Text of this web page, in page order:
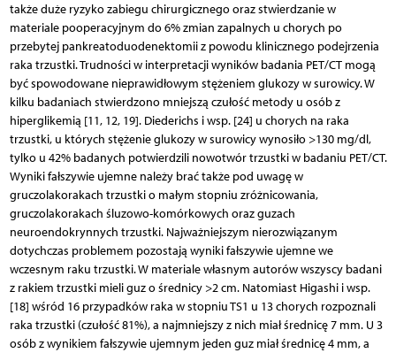
także duże ryzyko zabiegu chirurgicznego oraz stwierdzanie w
materiale pooperacyjnym do 6% zmian zapalnych u chorych po
przebytej pankreatoduodenektomii z powodu klinicznego podejrzenia
raka trzustki. Trudności w interpretacji wyników badania PET/CT mogą
być spowodowane nieprawidłowym stężeniem glukozy w surowicy. W
kilku badaniach stwierdzono mniejszą czułość metody u osób z
hiperglikemią [11, 12, 19]. Diederichs i wsp. [24] u chorych na raka
trzustki, u których stężenie glukozy w surowicy wynosiło >130 mg/dl,
tylko u 42% badanych potwierdzili nowotwór trzustki w badaniu PET/CT.
Wyniki fałszywie ujemne należy brać także pod uwagę w
gruczolakorakach trzustki o małym stopniu zróżnicowania,
gruczolakorakach śluzowo-komórkowych oraz guzach
neuroendokrynnych trzustki. Najważniejszym nierozwiązanym
dotychczas problemem pozostają wyniki fałszywie ujemne we
wczesnym raku trzustki. W materiale własnym autorów wszyscy badani
z rakiem trzustki mieli guz o średnicy >2 cm. Natomiast Higashi i wsp.
[18] wśród 16 przypadków raka w stopniu TS1 u 13 chorych rozpoznali
raka trzustki (czułość 81%), a najmniejszy z nich miał średnicę 7 mm. U 3
osób z wynikiem fałszywie ujemnym jeden guz miał średnicę 4 mm, a